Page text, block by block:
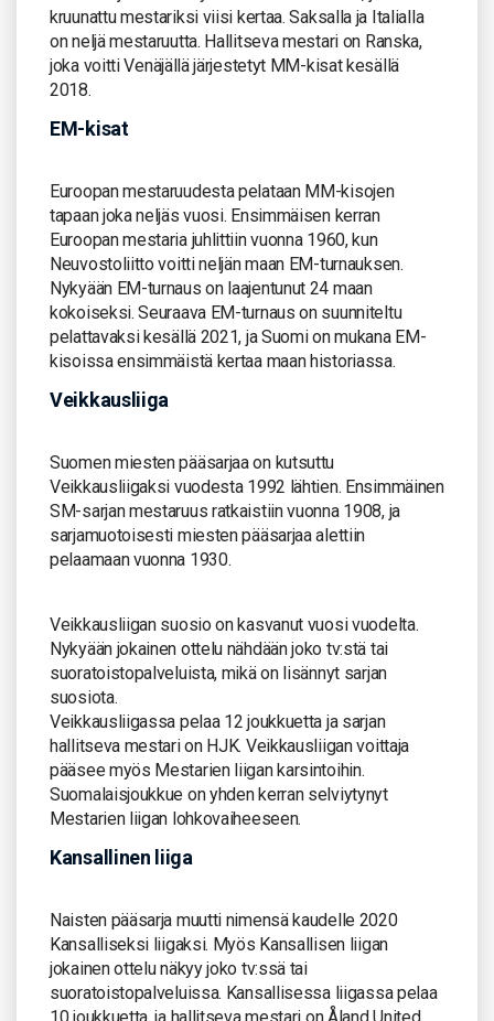
kruunattu mestariksi viisi kertaa. Saksalla ja Italialla
on neljä mestaruutta. Hallitseva mestari on Ranska,
joka voitti Venäjällä järjestetyt MM-kisat kesällä
2018.
EM-kisat
Euroopan mestaruudesta pelataan MM-kisojen
tapaan joka neljäs vuosi. Ensimmäisen kerran
Euroopan mestaria juhlittiin vuonna 1960, kun
Neuvostoliitto voitti neljän maan EM-turnauksen.
Nykyään EM-turnaus on laajentunut 24 maan
kokoiseksi. Seuraava EM-turnaus on suunniteltu
pelattavaksi kesällä 2021, ja Suomi on mukana EM-
kisoissa ensimmäistä kertaa maan historiassa.
Veikkausliiga
Suomen miesten pääsarjaa on kutsuttu
Veikkausliigaksi vuodesta 1992 lähtien. Ensimmäinen
SM-sarjan mestaruus ratkaistiin vuonna 1908, ja
sarjamuotoisesti miesten pääsarjaa alettiin
pelaamaan vuonna 1930.
Veikkausliigan suosio on kasvanut vuosi vuodelta.
Nykyään jokainen ottelu nähdään joko tv:stä tai
suoratoistopalveluista, mikä on lisännyt sarjan
suosiota.
Veikkausliigassa pelaa 12 joukkuetta ja sarjan
hallitseva mestari on HJK. Veikkausliigan voittaja
pääsee myös Mestarien liigan karsintoihin.
Suomalaisjoukkue on yhden kerran selviytynyt
Mestarien liigan lohkovaiheeseen.
Kansallinen liiga
Naisten pääsarja muutti nimensä kaudelle 2020
Kansalliseksi liigaksi. Myös Kansallisen liigan
jokainen ottelu näkyy joko tv:ssä tai
suoratoistopalveluissa. Kansallisessa liigassa pelaa